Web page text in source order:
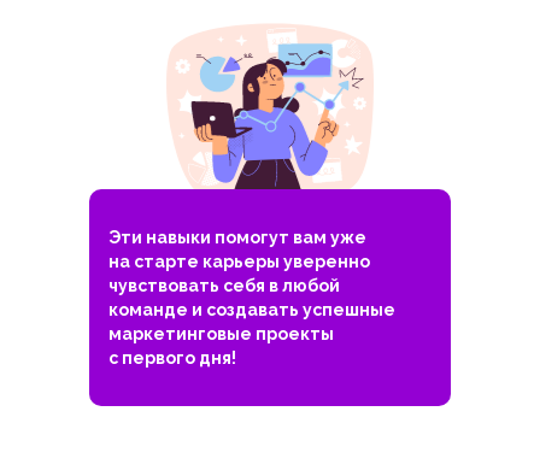
Эти навыки помогут вам уже
на старте карьеры уверенно
чувствовать себя в любой
команде и создавать успешные
маркетинговые проекты
с первого дня!